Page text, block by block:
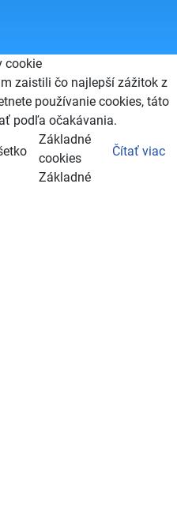
cookie
zaistili čo najlepší zážitok z
používanie cookies, táto
podľa očakávania.
Čítať viac
Základné
cookies
Základné